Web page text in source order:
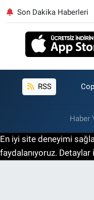
Son Dakika Haberleri
RSS
Haber
En iyi site deneyimi
faydalanıyoruz. Detaylar